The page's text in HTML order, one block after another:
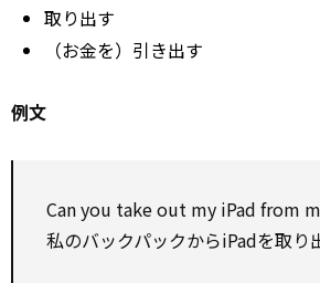
取り出す
（お金を）引き出す
例文
Can you take out my iPad from
私のバックパックからiPadを取り